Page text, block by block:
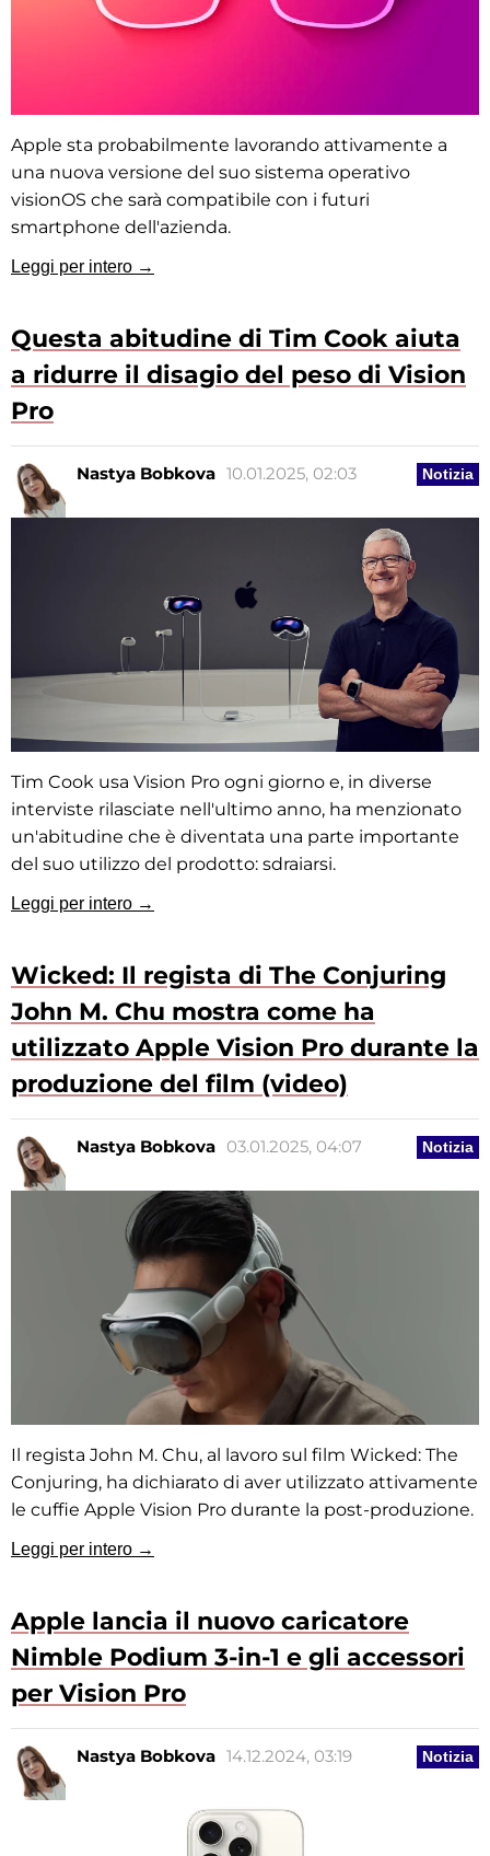
Apple sta probabilmente lavorando attivamente a
una nuova versione del suo sistema operativo
visionOS che sarà compatibile con i futuri
smartphone dell'azienda.
Leggi per intero →
Questa abitudine di Tim Cook aiuta
a ridurre il disagio del peso di Vision
Pro
Notizia
Nastya Bobkova 10.01.2025, 02:03
Tim Cook usa Vision Pro ogni giorno e, in diverse
interviste rilasciate nell'ultimo anno, ha menzionato
un'abitudine che è diventata una parte importante
del suo utilizzo del prodotto: sdraiarsi.
Leggi per intero →
Wicked: Il regista di The Conjuring
John M. Chu mostra come ha
utilizzato Apple Vision Pro durante la
produzione del film (video)
Notizia
Nastya Bobkova 03.01.2025, 04:07
Il regista John M. Chu, al lavoro sul film Wicked: The
Conjuring, ha dichiarato di aver utilizzato attivamente
le cuffie Apple Vision Pro durante la post-produzione.
Leggi per intero →
Apple lancia il nuovo caricatore
Nimble Podium 3-in-1 e gli accessori
per Vision Pro
Notizia
Nastya Bobkova 14.12.2024, 03:19